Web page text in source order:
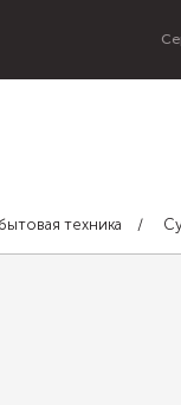
техника